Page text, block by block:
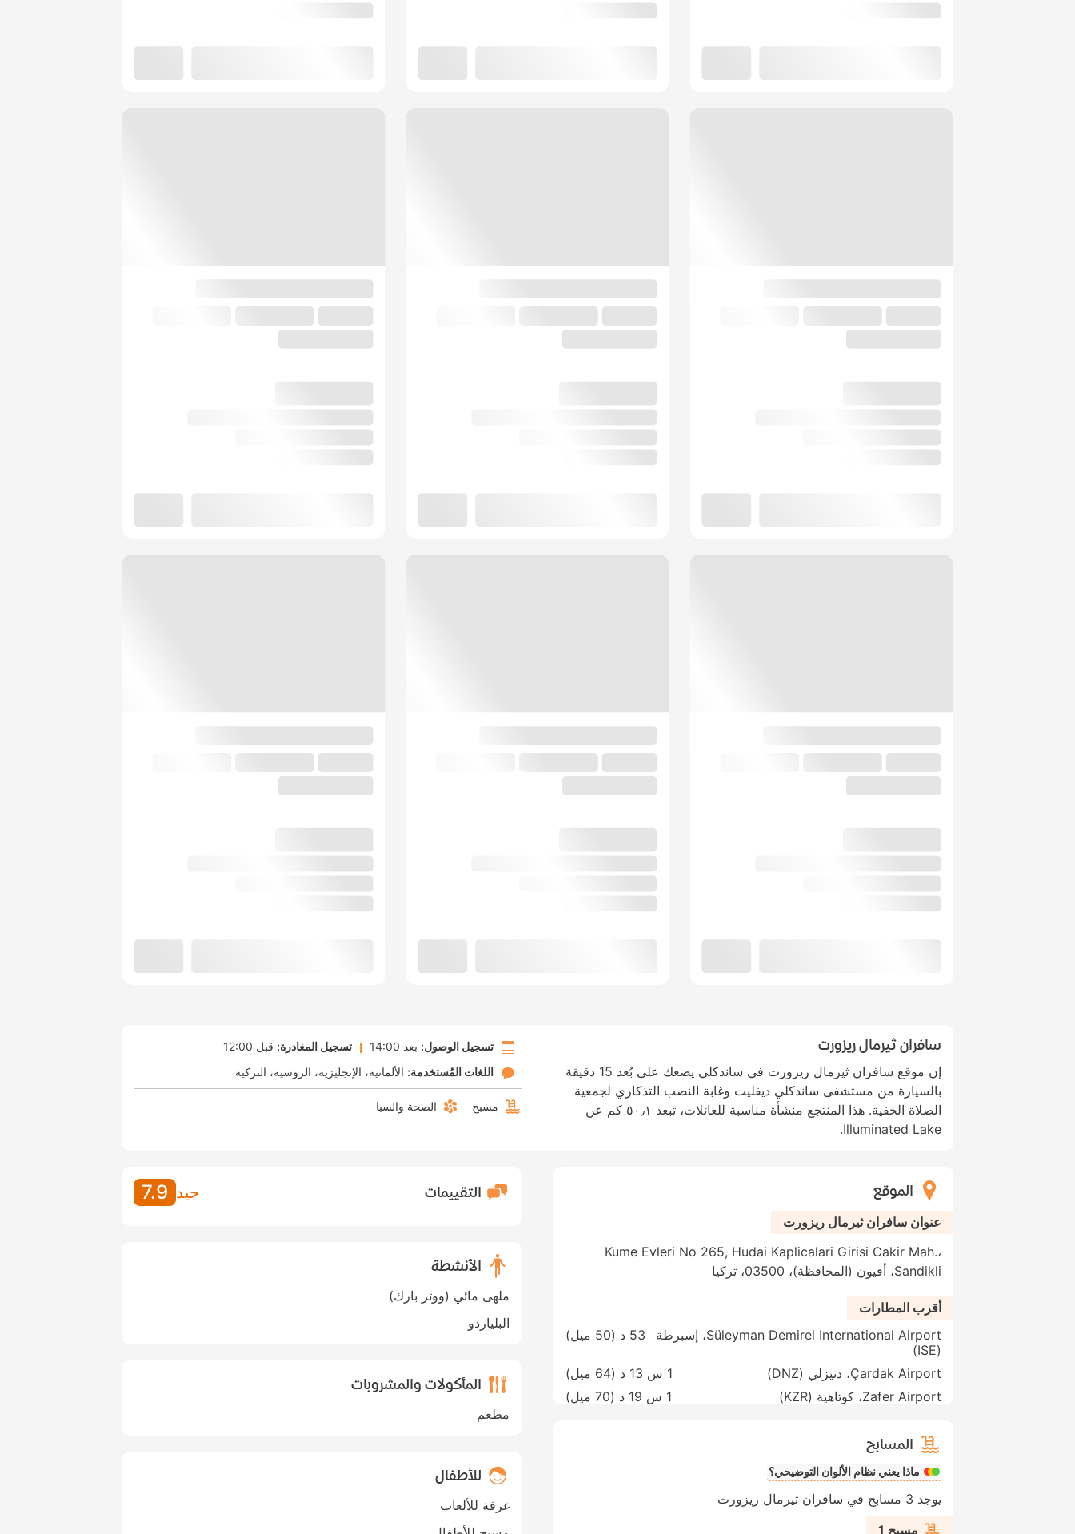
سافران ثيرمال ريزورت
إن موقع سافران ثيرمال ريزورت في ساندكلي يضعك على بُعد 15 دقيقة
بالسيارة من مستشفى ساندكلي ديفليت وغابة النصب التذكاري لجمعية
الصلاة الخفية. هذا المنتجع منشأة مناسبة للعائلات، تبعد ٥٠٫١ كم عن
Illuminated Lake.
تسجيل الوصول: بعد 14:00 تسجيل المغادرة: قبل 12:00
اللغات المُستخدمة: الألمانية الإنجليزية الروسية التركية
مسبح الصحة والسبا
الموقع
عنوان سافران ثيرمال ريزورت
Kume Evleri No 265, Hudai Kaplicalari Girisi Cakir Mah.،
Sandikli، أفيون (المحافظة)، 03500، تركيا
أقرب المطارات
Süleyman Demirel International Airport، إسبرطة
(ISE)
53 د ( 50 ميل )
Çardak Airport، دنيزلي (DNZ) 1 س 13 د ( 64 ميل
)
Zafer Airport، كوتاهية (KZR)
1 س 19 د ( 70 ميل )
المسابح
ماذا يعني نظام الألوان التوضيحي؟
يوجد 3 مسابح في سافران ثيرمال ريزورت
مسبح 1
التقييمات جيد 7.9
الأنشطة
ملهى مائي (ووتر بارك)
البلياردو
المأكولات والمشروبات
مطعم
للأطفال
غرفة للألعاب